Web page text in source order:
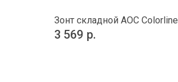
Зонт складной AOC Colorline
3 569 р.